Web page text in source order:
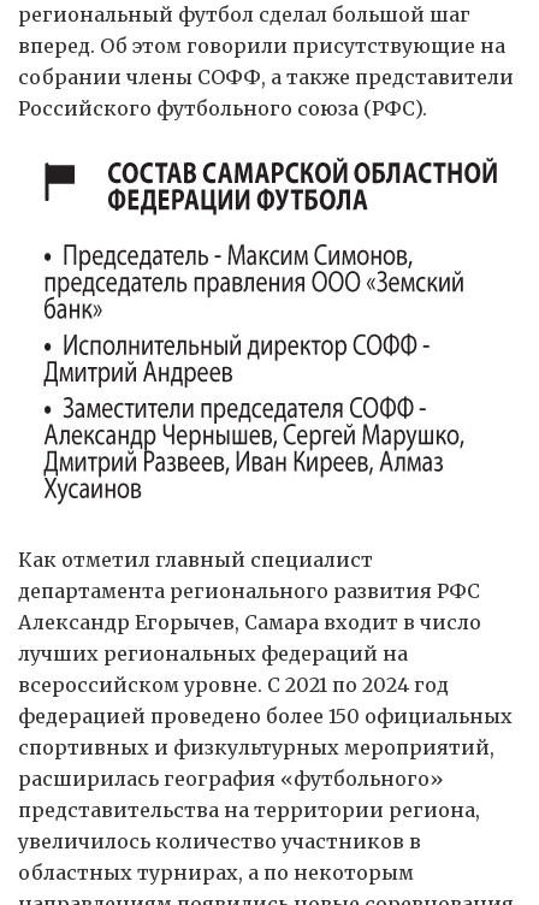
региональный футбол сделал большой шаг
вперед. Об этом говорили присутствующие на
собрании члены СОФФ, а также представители
Российского футбольного союза (РФС).
Как отметил главный специалист
департамента регионального развития РФС
Александр Егорычев, Самара входит в число
лучших региональных федераций на
всероссийском уровне. С 2021 по 2024 год
федерацией проведено более 150 официальных
спортивных и физкультурных мероприятий,
расширилась география «футбольного»
представительства на территории региона,
увеличилось количество участников в
областных турнирах, а по некоторым